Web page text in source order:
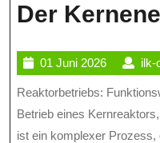
Der
01 Juni 202601
Juni
2026
ilk-
Reaktorbetriebs: Funktionsweise und Sicherheitsaspekte Der
Betrieb eines
ist ein komplexer Prozess,